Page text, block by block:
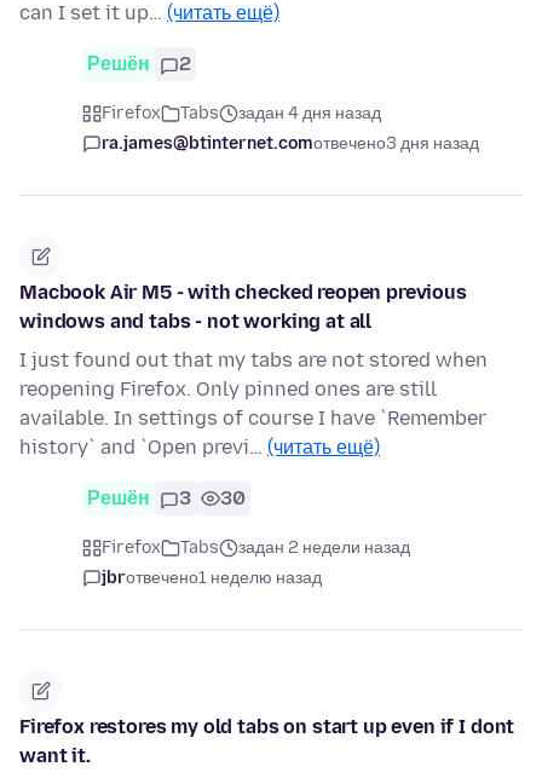
can I set it up… (читать ещё)
Решён 2
Firefox Tabs
задан 4 дня назад
ra.james@btinternet.comотвечено3 дня назад
Macbook Air M5 - with checked reopen previous
windows and tabs - not working at all
I just found out that my tabs are not stored when
reopening Firefox. Only pinned ones are still
available. In settings of course I have `Remember
history` and `Open previ… (читать ещё)
Решён 3 30
Firefox Tabs
задан 2 недели назад
jbrотвечено1 неделю назад
Firefox restores my old tabs on start up even if I dont
want it.